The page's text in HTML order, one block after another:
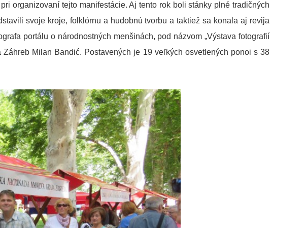
organizovaní tejto manifestácie. Aj tento rok boli stánky plné tradičných
svoje kroje, folklórnu a hudobnú tvorbu a taktiež sa konala aj revija
portálu o národnostných menšinách, pod názvom „Výstava fotografií
Milan Bandić. Postavených je 19 veľkých osvetlených ponoi s 38